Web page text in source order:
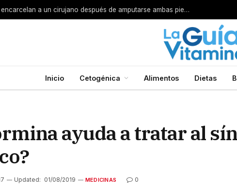
Por esta razón encarcelan a un cirujano después de amputarse ambas piernas
Inicio Cetogénica Alimentos Dietas
ayuda a tratar al
Updated: 01/08/2019 MEDICINAS 0